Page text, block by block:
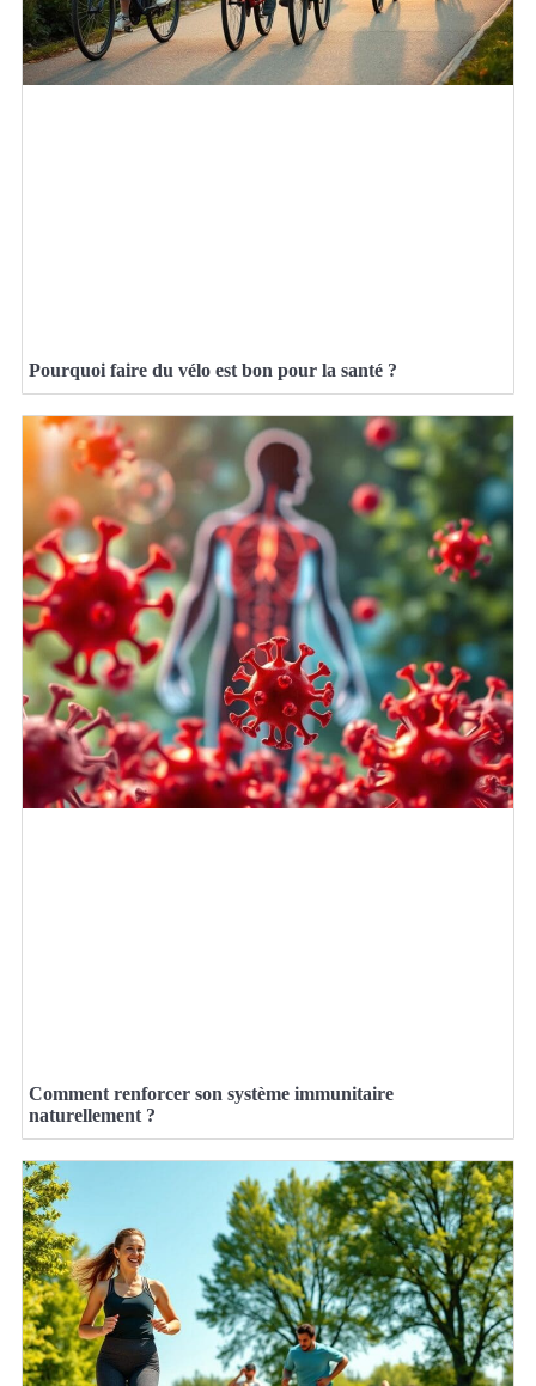
Pourquoi faire du vélo est bon pour la santé ?
Comment renforcer son système immunitaire
naturellement ?